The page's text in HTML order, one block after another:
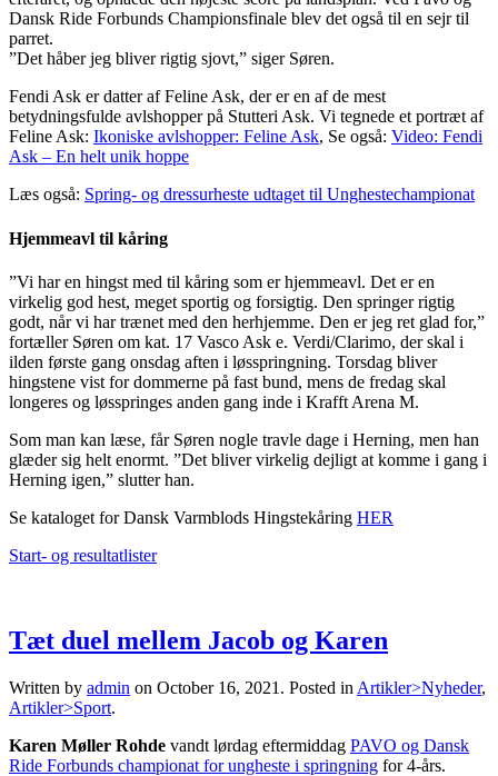
Dansk Ride Forbunds Championsfinale blev det også til en sejr til
parret.
”Det håber jeg bliver rigtig sjovt,” siger Søren.
Fendi Ask er datter af Feline Ask, der er en af de mest
betydningsfulde avlshopper på Stutteri Ask. Vi tegnede et portræt af
Feline Ask: Ikoniske avlshopper: Feline Ask, Se også: Video: Fendi
Ask – En helt unik hoppe
Læs også: Spring- og dressurheste udtaget til Unghestechampionat
Hjemmeavl til kåring
”Vi har en hingst med til kåring som er hjemmeavl. Det er en
virkelig god hest, meget sportig og forsigtig. Den springer rigtig
godt, når vi har trænet med den herhjemme. Den er jeg ret glad for,”
fortæller Søren om kat. 17 Vasco Ask e. Verdi/Clarimo, der skal i
ilden første gang onsdag aften i løsspringning. Torsdag bliver
hingstene vist for dommerne på fast bund, mens de fredag skal
longeres og løsspringes anden gang inde i Krafft Arena M.
Som man kan læse, får Søren nogle travle dage i Herning, men han
glæder sig helt enormt. ”Det bliver virkelig dejligt at komme i gang i
Herning igen,” slutter han.
Se kataloget for Dansk Varmblods Hingstekåring HER
Start- og resultatlister
Tæt duel mellem Jacob og Karen
Written by admin on October 16, 2021 . Posted in Artikler>Nyheder,
Artikler>Sport.
Karen Møller Rohde vandt lørdag eftermiddag PAVO og Dansk
Ride Forbunds championat for ungheste i springning for 4-års.